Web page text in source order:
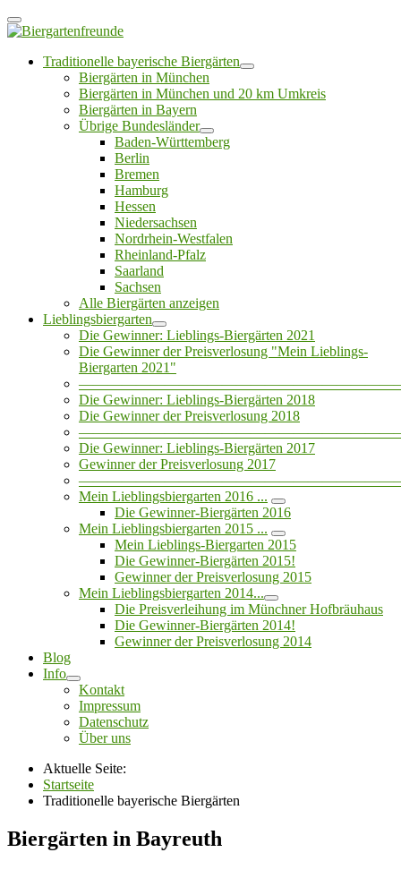
Traditionelle bayerische Biergärten
Biergärten in München
Biergärten in München und 20 km Umkreis
Biergärten in Bayern
Übrige Bundesländer
Baden-Württemberg
Berlin
Bremen
Hamburg
Hessen
Niedersachsen
Nordrhein-Westfalen
Rheinland-Pfalz
Saarland
Sachsen
Alle Biergärten anzeigen
Lieblingsbiergarten
Die Gewinner: Lieblings-Biergärten 2021
Die Gewinner der Preisverlosung "Mein Lieblings-
Biergarten 2021"
Die Gewinner: Lieblings-Biergärten 2018
Die Gewinner der Preisverlosung 2018
Die Gewinner: Lieblings-Biergärten 2017
Gewinner der Preisverlosung 2017
Mein Lieblingsbiergarten 2016 ...
Die Gewinner-Biergärten 2016
Mein Lieblingsbiergarten 2015 ...
Mein Lieblings-Biergarten 2015
Die Gewinner-Biergärten 2015!
Gewinner der Preisverlosung 2015
Mein Lieblingsbiergarten 2014...
Die Preisverleihung im Münchner Hofbräuhaus
Die Gewinner-Biergärten 2014!
Gewinner der Preisverlosung 2014
Blog
Info
Kontakt
Impressum
Datenschutz
Über uns
Aktuelle Seite:
Startseite
Traditionelle bayerische Biergärten
Biergärten in Bayreuth